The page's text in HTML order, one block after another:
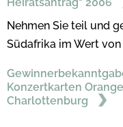
Nehmen Sie teil und
Südafrika im Wert von
Konzertkarten
Charlottenburg